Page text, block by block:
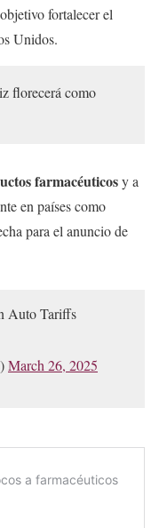
fortalecer el
Unidos.
florecerá como
farmacéuticosy a
en países como
para el anuncio de
Auto Tariffs
March 26, 2025